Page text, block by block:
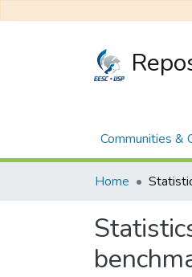
Communities &
Home